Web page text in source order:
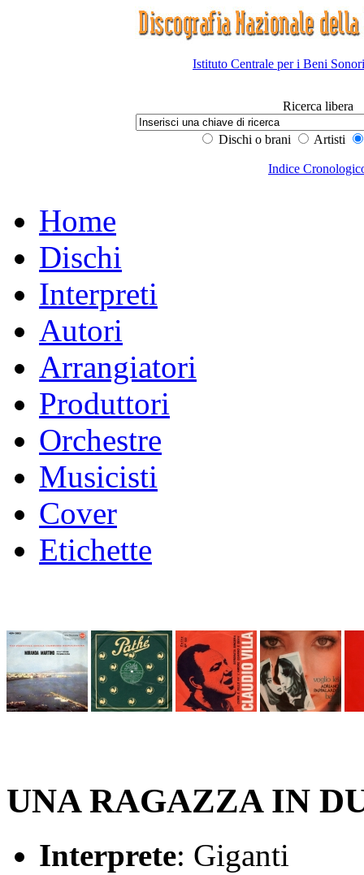
Istituto Centrale per i Beni
Ricerca libera
Dischi o brani Artisti
Indice
Home
Dischi
Interpreti
Autori
Arrangiatori
Produttori
Orchestre
Musicisti
Cover
Etichette
UNA RAGAZZA IN
Interprete: Giganti